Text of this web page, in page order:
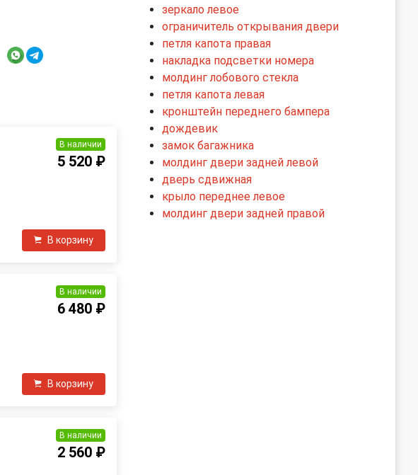
В наличии
5 520 ₽
В корзину
В наличии
6 480 ₽
В корзину
В наличии
2 560 ₽
зеркало левое
ограничитель открывания двери
петля капота правая
накладка подсветки номера
молдинг лобового стекла
петля капота левая
кронштейн переднего бампера
дождевик
замок багажника
молдинг двери задней левой
дверь сдвижная
крыло переднее левое
молдинг двери задней правой